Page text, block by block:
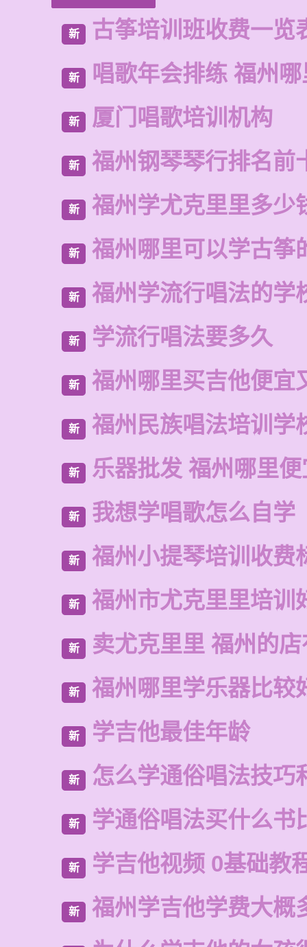
新 古筝培训班收费一览
新 唱歌年会排练 福州
新 厦门唱歌培训机构
新 福州钢琴琴行排名前
新 福州学尤克里里多少
新 福州哪里可以学古筝
新 福州学流行唱法的学
新 学流行唱法要多久
新 福州哪里买吉他便宜
新 福州民族唱法培训学
新 乐器批发 福州哪里
新 我想学唱歌怎么自学
新 福州小提琴培训收费
新 福州市尤克里里培训
新 卖尤克里里 福州的
新 福州哪里学乐器比较
新 学吉他最佳年龄
新 怎么学通俗唱法技巧
新 学通俗唱法买什么书
新 学吉他视频 0基础教
新 福州学吉他学费大概